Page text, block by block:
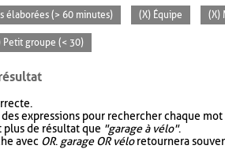
élaborées (> 60 minutes) (X) Équipe (X)
Petit groupe (< 30)
expressions pour rechercher chaque
de résultat que "garage à vélo".
avec OR. garage OR véloretournera